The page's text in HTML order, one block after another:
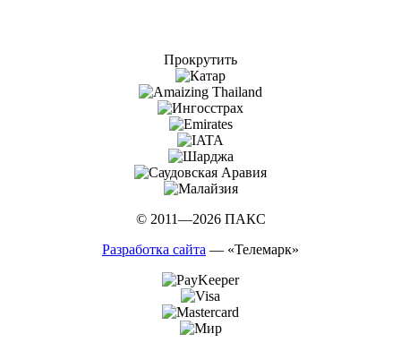
CITY TOWER HOTEL FUJAIRAH 4*
CITYMAX HOTEL AL BARSHA (NEW) 3*
CITYMAX HOTEL AL BARSHA AT THE MALL 3*
CITYMAX HOTEL BUR DUBAI 3*
CITYMAX HOTEL BUSINESS BAY 4*
CITYMAX HOTEL SHARJAH 3*
CLUB PRIVE BY RIXOS SAADIYAT ISLAND 5*
CONCORDE DEIRA HOTEL (ex. GOLDEN TULIP DEIRA) 4*
CONRAD ABU DHABI ETIHAD TOWERS (ex. JUMEIRAH AT
COPTHORNE DOWNTOWN ABU DHABI (EX.MILLENNIUM
COPTHORNE HOTEL SHARJAH 4*
CORAL BEACH RESORT SHARJAH 4*
COURTYARD BY MARRIOTT WORLD TRADE CENTER, ABU DHABI
CROWN PLAZA ABU DHABI YAS ISLAND 4*
CROWNE PLAZA DUBAI DEIRA 5*
CROWNE PLAZA DUBAI JUMEIRAH 5*
Прокрутить
© 2011—2026 ПАКС
Разработка сайта — «Телемарк»